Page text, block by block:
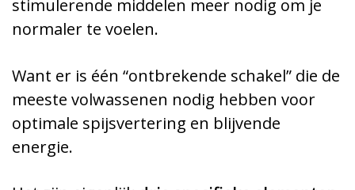
stimulerende middelen meer nodig om je
normaler te voelen.
Want er is één “ontbrekende schakel” die de
meeste volwassenen nodig hebben voor
optimale spijsvertering en blijvende
energie.